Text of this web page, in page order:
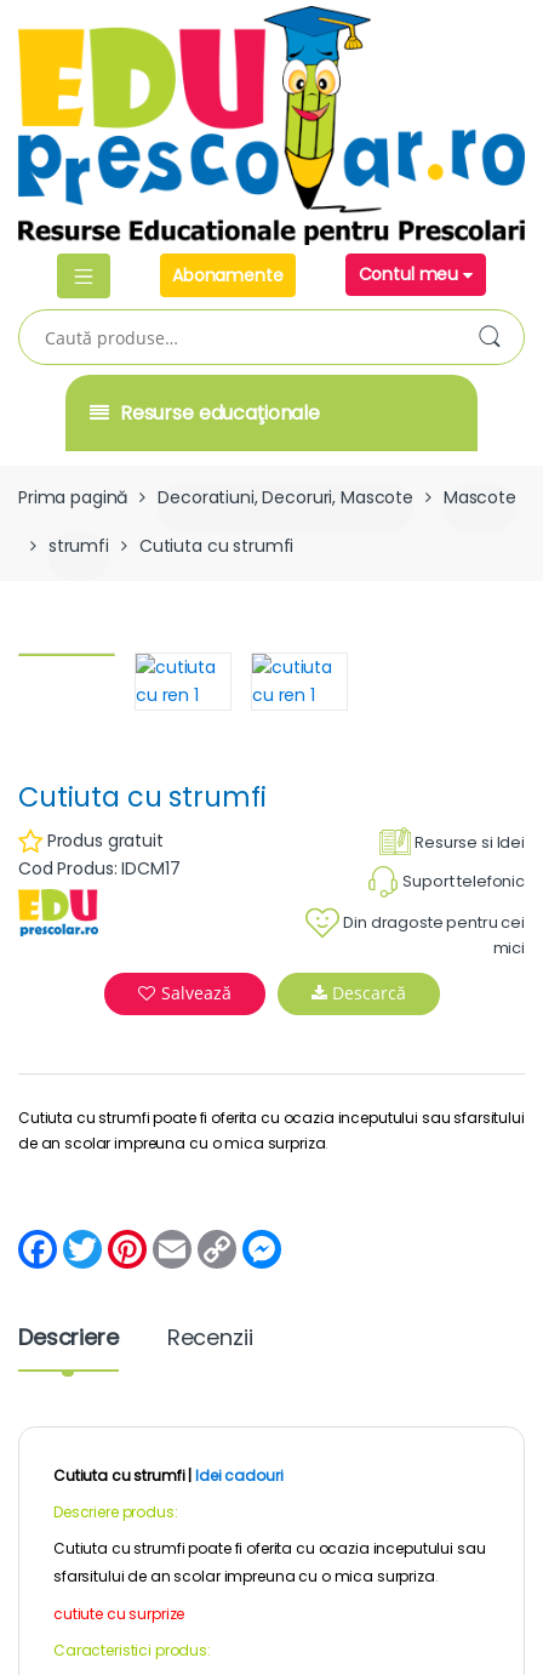
navigation
content
Abonamente
Contul meu
Caută
după:
Resurse educaţionale
Prima pagină Decoratiuni, Decoruri, Mascote
Mascote
strumfi
Cutiuta cu strumfi
Cutiuta cu strumfi
Resurse si Idei
Suport telefonic
Din dragoste pentru cei
mici
Produs gratuit
Cod Produs: IDCM17
Salvează Descarcă
Cutiuta cu strumfi poate fi oferita cu ocazia inceputului sau sfarsitului
de an scolar impreuna cu o mica surpriza.
F
a
o
k
T
w
e
P
E
m
C
o
i
Descriere Recenzii
Cutiuta cu strumfi | Idei cadouri
Descriere produs:
Cutiuta cu strumfi poate fi oferita cu ocazia inceputului sau
sfarsitului de an scolar impreuna cu o mica surpriza.
cutiute cu surprize
Caracteristici produs: